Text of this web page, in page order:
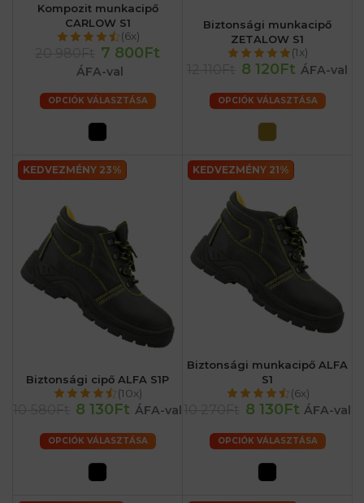
Kompozit munkacipő
CARLOW S1
(6x)
7 800Ft
ÁFA-val
OPCIÓK VÁLASZTÁSA
Biztonsági munkacipő
ZETALOW S1
(1x)
8 120Ft ÁFA-val
OPCIÓK VÁLASZTÁSA
KEDVEZMÉNY 23%
Biztonsági cipő ALFA S1P
(10x)
8 130Ft ÁFA-val
OPCIÓK VÁLASZTÁSA
KEDVEZMÉNY 21%
Biztonsági munkacipő ALFA
S1
(6x)
8 130Ft ÁFA-val
OPCIÓK VÁLASZTÁSA